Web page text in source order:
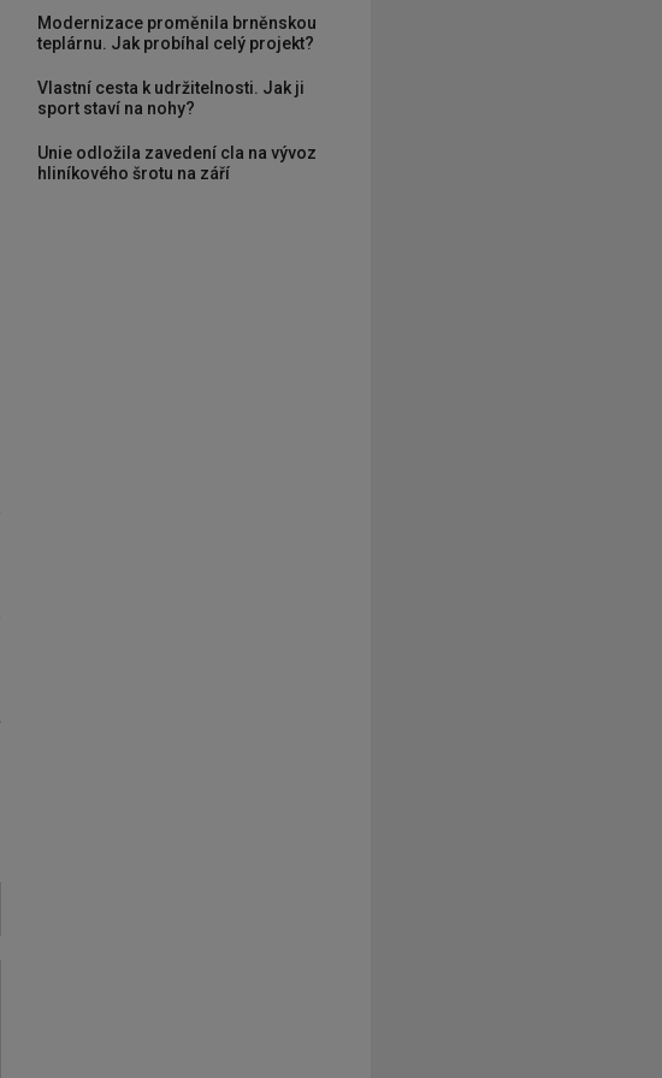
Modernizace proměnila brněnskou
teplárnu. Jak probíhal celý projekt?
Vlastní cesta k udržitelnosti. Jak ji
sport staví na nohy?
Unie odložila zavedení cla na vývoz
hliníkového šrotu na září